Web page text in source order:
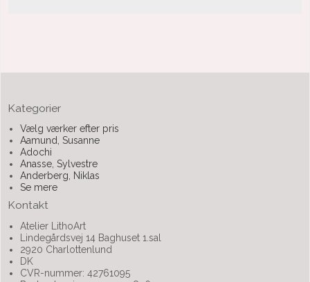
Kategorier
Vælg værker efter pris
Aamund, Susanne
Adochi
Anasse, Sylvestre
Anderberg, Niklas
Se mere
Kontakt
Atelier LithoArt
Lindegårdsvej 14 Baghuset 1.sal
2920 Charlottenlund
DK
CVR-nummer: 42761095